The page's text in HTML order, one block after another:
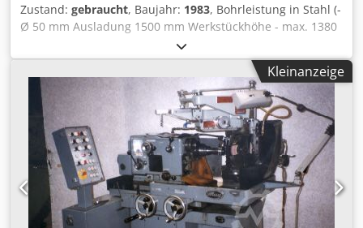
Zustand: gebraucht, Baujahr: 1983, Bohrleistung in Stahl (-
Ø 50 mm Ausladung 1500 mm Werkstückhöhe - max. 1380
mm Bohrleistung in Guß (-Ø 60 mm Abstand Spindelmitte
bis Säule 320 - 1250 mm Schwenkbereich +/- 180 °
Aufspannfläche der Grundplatte 2640 x 1000 mm
Drehmoment an der Spindel 310 Nm Bohrspindel-Ø/
Aufnahme 75 mm /MK 5 Bohrspindelhub 310 mm
Spindeldrehzahlen 28 - 2500 U/min Credjtv Ikljpfx Adwsf
Vorschub: 0,05 - 2 mm/U Antriebsleistung 4 kW
Maschinengewicht ca. 4,3 t Raumbedarf ca. 3,2 x 1 x 2,75
m Würfeltisch 500 x 500 x 500 mm,
Kleinanzeige